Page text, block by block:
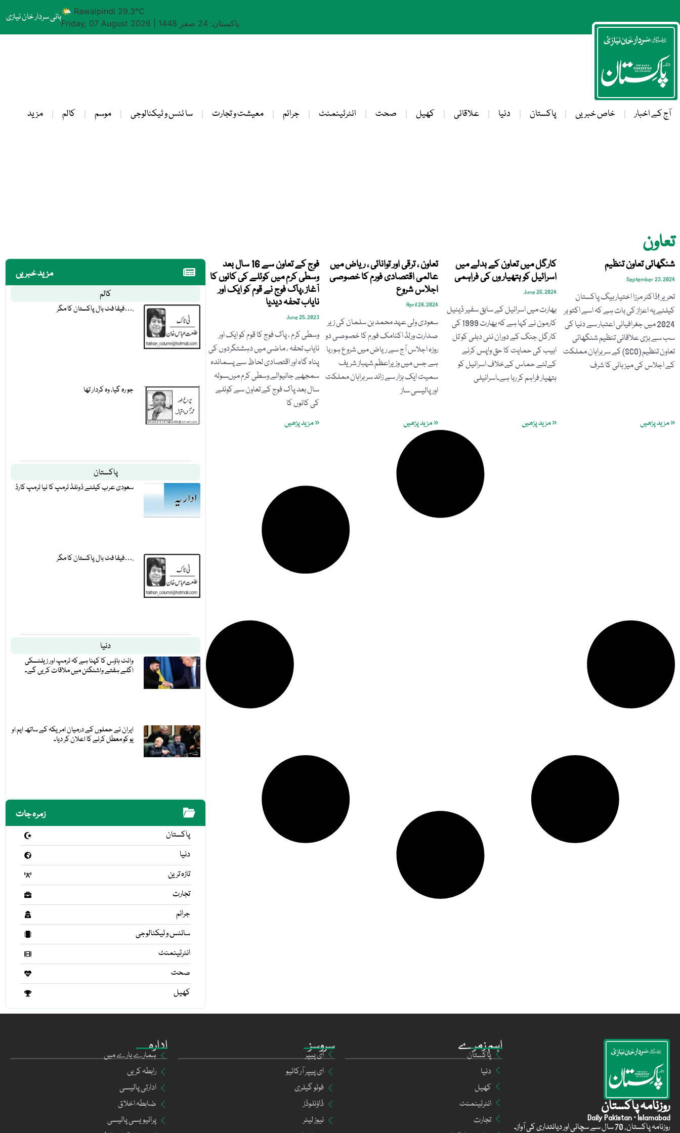
بانی سردار خان نیازی🌤 Rawalpindi 29.3°C
Friday, 07 August 2026
پاکستان: 24 صفر 1448
آج کے اخبار خاص خبریں پاکستان دنیا علاقائی کھیل صحت انٹرٹینمنٹ جرائم معیشت و تجارت سا ئنس و ٹیکنالوجی موسم کالم مزید
تعاون
مزید خبریں
کالم
فیفا فٹ بال پاکستان کا مگر….
جو رہ گیا، وہ کردار تھا
پاکستان
سعودی عرب کیلئے ڈونلڈ ٹرمپ کا نیا ٹرمپ کارڈ
فیفا فٹ بال پاکستان کا مگر….
دنیا
وائٹ ہاؤس کا کہنا ہے کہ ٹرمپ اور زیلنسکی
اگلے ہفتے واشنگٹن میں ملاقات کریں گے۔
ایران نے حملوں کے درمیان امریکہ کے ساتھ ایم او
یو کو معطل کرنے کا اعلان کر دیا۔
زمرہ جات
پاکستان
دنیا
تازہ ترین
تجارت
جرائم
سائنس و ٹیکنالوجی
انٹرٹینمنٹ
صحت
کھیل
شنگھائی تعاون تنظیم
September 23, 2024
تحریر !ڈاکٹر مرزا اختیار بیگ پاکستان
کیلئے یہ اعزاز کی بات ہے کہ اسے اکتوبر
2024 میں جغرافیائی اعتبار سے دنیا کی
سب سے بڑی علاقائی تنظیم شنگھائی
تعاون تنظیم (SCO) کے سربراہان مملکت
کے اجلاس کی میزبانی کا شرف
« مزید پڑھیں
کارگل میں تعاون کے بدلے میں
اسرائیل کو ہتھیار وں کی فراہمی
June 26, 2024
بھارت میں اسرائیل کے سابق سفیر ڈینیل
کارمون نے کہا ہے کہ بھارت 1999 کی
کارگل جنگ کے دوران نئی دہلی کو تل
ابیب کی حمایت کا حق واپس کرنے
کےلئے حماس کےخلاف اسرائیل کو
ہتھیار فراہم کر رہا ہے۔اسرائیلی
« مزید پڑھیں
تعاون ، ترقی اور توانائی ، ریاض میں
عالمی اقتصادی فورم کا خصوصی
اجلاس شروع
April 28, 2024
سعودی ولی عہد محمد بن سلمان کی زیر
صدارت ورلڈ اکنامک فورم کا خصوصی دو
روزہ اجلاس آج سے ریاض میں شروع ہو رہا
ہے جس میں وزیراعظم شہباز شریف
سمیت ایک ہزار سے زائد سربراہان مملکت
اور پالیسی ساز
« مزید پڑھیں
فوج کے تعاون سے 16 سال بعد
وسطی کرم میں کوئلے کی کانوں کا
آغاز ،پاک فوج نے قوم کو ایک اور
نایاب تحفہ دیدیا
June 25, 2023
وسطی کرم ، پاک فوج کا قوم کو ایک اور
نایاب تحفہ ، ماضی میں دہشتگردوں کی
پناہ گاہ اور اقتصادی لحاظ سے پسماندہ
سمجھے جانیوالے وسطی کرم میںسولہ
سال بعد پاک فوج کے تعاون سے کوئلے
کی کانوں کا
« مزید پڑھیں
ادارہ
ہمارے بارے میں
رابطہ کریں
ادارتی پالیسی
ضابطہ اخلاق
پرائیویسی پالیسی
سروسز
ای پیپر
ای پیپر آرکائیو
فوٹو گیلری
ڈاؤنلوڈز
نیوز لیٹر
اہم زمرے
پاکستان
دنیا
کھیل
انٹرٹینمنٹ
تجارت
روزنامہ پاکستان
Daily Pakistan · Islamabad
روزنامہ پاکستان, 70 سال سے سچائی اور دیانتداری کی آواز۔